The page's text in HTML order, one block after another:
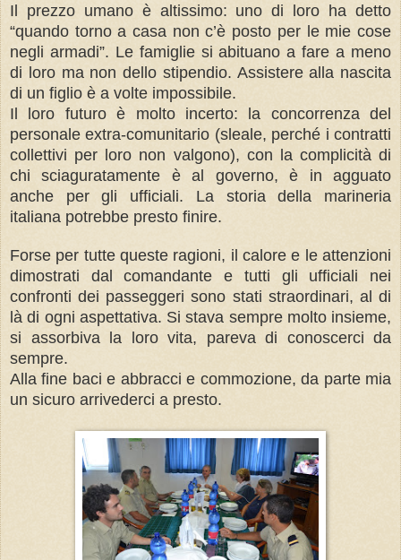
Il prezzo umano è altissimo: uno di loro ha detto
“quando torno a casa non c’è posto per le mie cose
negli armadi”. Le famiglie si abituano a fare a meno
di loro ma non dello stipendio. Assistere alla nascita
di un figlio è a volte impossibile.
Il loro futuro è molto incerto: la concorrenza del
personale extra-comunitario (sleale, perché i contratti
collettivi per loro non valgono), con la complicità di
chi sciaguratamente è al governo, è in agguato
anche per gli ufficiali. La storia della marineria
italiana potrebbe presto finire.
Forse per tutte queste ragioni, il calore e le attenzioni
dimostrati dal comandante e tutti gli ufficiali nei
confronti dei passeggeri sono stati straordinari, al di
là di ogni aspettativa. Si stava sempre molto insieme,
si assorbiva la loro vita, pareva di conoscerci da
sempre.
Alla fine baci e abbracci e commozione, da parte mia
un sicuro arrivederci a presto.